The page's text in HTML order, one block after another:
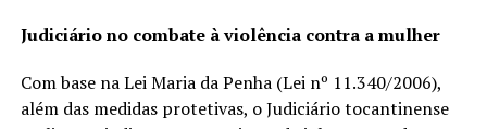
Judiciário no combate à violência contra a mulher
Com base na Lei Maria da Penha (Lei nº 11.340/2006),
além das medidas protetivas, o Judiciário tocantinense